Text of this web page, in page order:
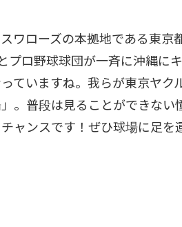
ワローズの本拠地である東京
プロ野球球団が一斉に沖縄に
ていますね。我らが東京ヤク
。普段は見ることができない
ャンスです！ぜひ球場に足を